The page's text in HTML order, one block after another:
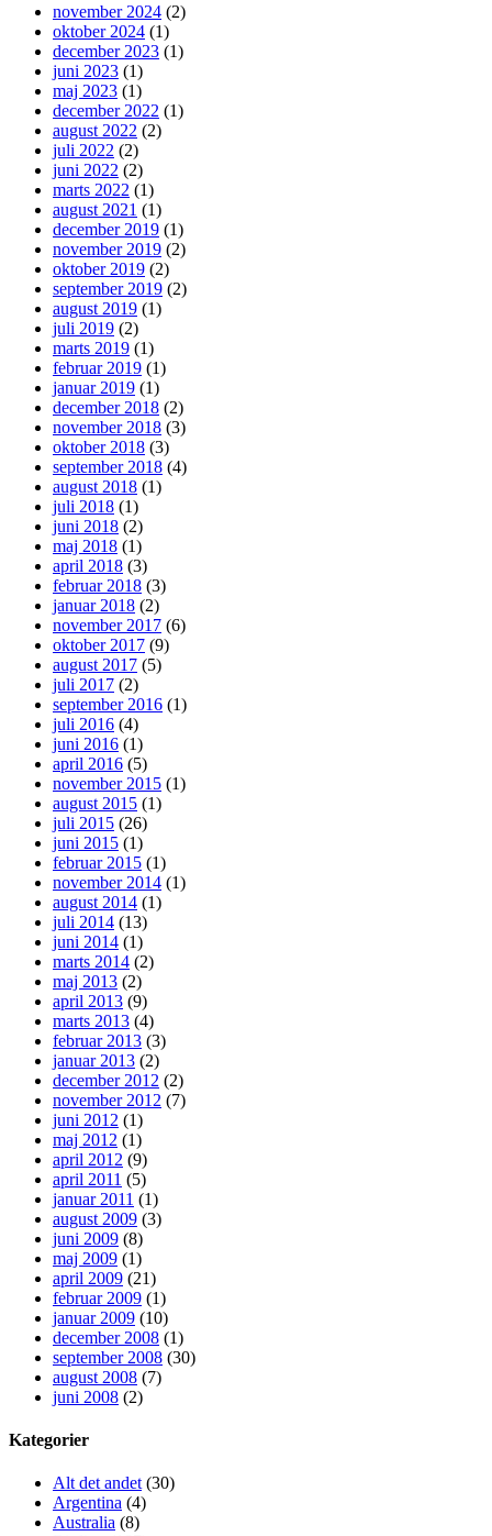
november 2024 (2)
oktober 2024 (1)
december 2023 (1)
juni 2023 (1)
maj 2023 (1)
december 2022 (1)
august 2022 (2)
juli 2022 (2)
juni 2022 (2)
marts 2022 (1)
august 2021 (1)
december 2019 (1)
november 2019 (2)
oktober 2019 (2)
september 2019 (2)
august 2019 (1)
juli 2019 (2)
marts 2019 (1)
februar 2019 (1)
januar 2019 (1)
december 2018 (2)
november 2018 (3)
oktober 2018 (3)
september 2018 (4)
august 2018 (1)
juli 2018 (1)
juni 2018 (2)
maj 2018 (1)
april 2018 (3)
februar 2018 (3)
januar 2018 (2)
november 2017 (6)
oktober 2017 (9)
august 2017 (5)
juli 2017 (2)
september 2016 (1)
juli 2016 (4)
juni 2016 (1)
april 2016 (5)
november 2015 (1)
august 2015 (1)
juli 2015 (26)
juni 2015 (1)
februar 2015 (1)
november 2014 (1)
august 2014 (1)
juli 2014 (13)
juni 2014 (1)
marts 2014 (2)
maj 2013 (2)
april 2013 (9)
marts 2013 (4)
februar 2013 (3)
januar 2013 (2)
december 2012 (2)
november 2012 (7)
juni 2012 (1)
maj 2012 (1)
april 2012 (9)
april 2011 (5)
januar 2011 (1)
august 2009 (3)
juni 2009 (8)
maj 2009 (1)
april 2009 (21)
februar 2009 (1)
januar 2009 (10)
december 2008 (1)
september 2008 (30)
august 2008 (7)
juni 2008 (2)
Kategorier
Alt det andet (30)
Argentina (4)
Australia (8)